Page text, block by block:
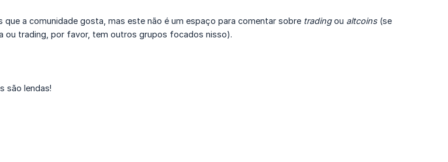
a comunidade gosta, mas este não é um espaço para comentar sobre tradingou altcoins(se
ou trading, por favor, tem outros grupos focados nisso).
são lendas!